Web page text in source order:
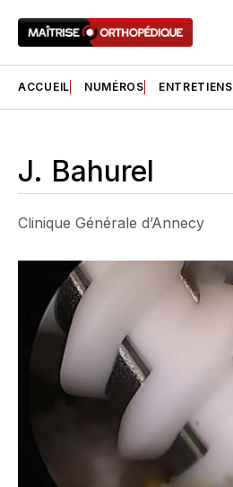
ACCUEIL NUMÉROS ENTRETIENS
J. Bahurel
Clinique Générale d’Annecy